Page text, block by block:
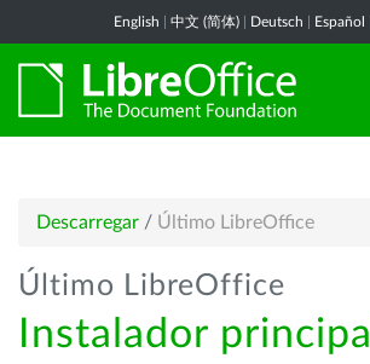
English 中文 (简体) Deutsch Español
Descarregar / Último LibreOffice
Último LibreOffice
Instalador principal